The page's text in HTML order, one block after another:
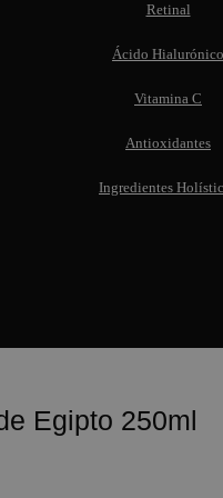
Retinal
Ácido Hialurónico
Vitamina C
Antioxidantes
Ingredientes
Egipto 250ml